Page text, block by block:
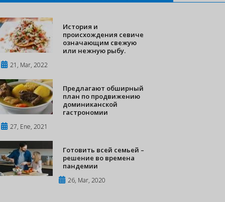
История и
происхождения севиче
означающим свежую
или нежную рыбу.
21, Mar, 2022
Предлагают обширный
план по продвижению
доминиканской
гастрономии
27, Ene, 2021
Готовить всей семьей –
решение во времена
пандемии
26, Mar, 2020